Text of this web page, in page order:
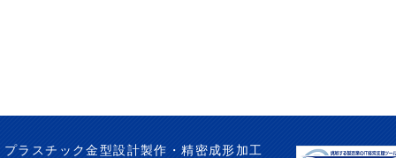
プラスチック金型設計製作・精密成形加工